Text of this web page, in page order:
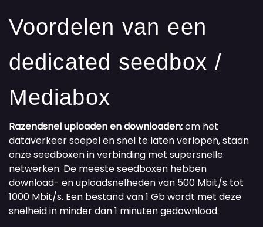
Voordelen van een
dedicated seedbox /
Mediabox
Razendsnel uploaden en downloaden:om het
dataverkeer soepel en snel te laten verlopen, staan
onze seedboxen in verbinding met supersnelle
netwerken. De meeste seedboxen hebben
download- en uploadsnelheden van 500 Mbit/s tot
1000 Mbit/s. Een bestand van 1 Gb wordt met deze
snelheid in minder dan 1 minuten gedownload.